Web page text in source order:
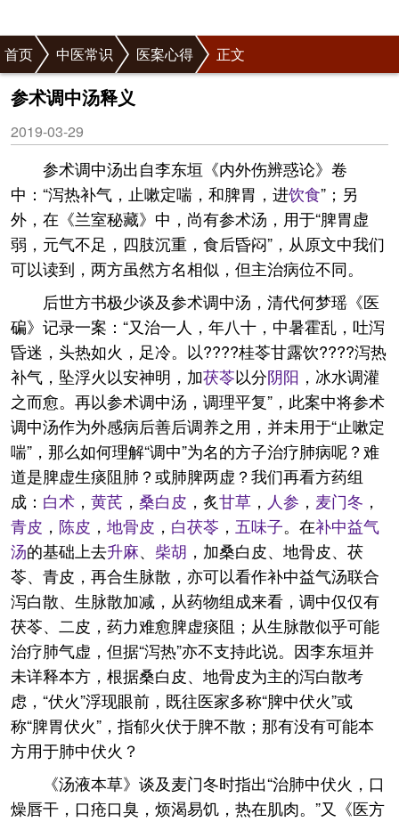
首页 中医常识 医案心得 正文
参术调中汤释义
2019-03-29
参术调中汤出自李东垣《内外伤辨惑论》卷
中：“泻热补气，止嗽定喘，和脾胃，进饮食”；另
外，在《兰室秘藏》中，尚有参术汤，用于“脾胃虚
弱，元气不足，四肢沉重，食后昏闷”，从原文中我们
可以读到，两方虽然方名相似，但主治病位不同。
后世方书极少谈及参术调中汤，清代何梦瑶《医
碥》记录一案：“又治一人，年八十，中暑霍乱，吐泻
昏迷，头热如火，足冷。以????桂苓甘露饮????泻热
补气，坠浮火以安神明，加茯苓以分阴阳 ，冰水调灌
之而愈。再以参术调中汤，调理平复”，此案中将参术
调中汤作为外感病后善后调养之用，并未用于“止嗽定
喘”，那么如何理解“调中”为名的方子治疗肺病呢？难
道是脾虚生痰阻肺？或肺脾两虚？我们再看方药组
成： 白术 ， 黄芪 ， 桑白皮 ，炙甘草 ， 人参 ， 麦门冬 ，
青皮 ， 陈皮 ， 地骨皮 ， 白茯苓 ， 五味子。在补中益气
汤的基础上去升麻、 柴胡 ，加桑白皮、地骨皮、茯
苓、青皮，再合生脉散，亦可以看作补中益气汤联合
泻白散、生脉散加减，从药物组成来看，调中仅仅有
茯苓、二皮，药力难愈脾虚痰阻；从生脉散似乎可能
治疗肺气虚，但据“泻热”亦不支持此说。因李东垣并
未详释本方，根据桑白皮、地骨皮为主的泻白散考
虑，“伏火”浮现眼前，既往医家多称“脾中伏火”或
称“脾胃伏火”，指郁火伏于脾不散；那有没有可能本
方用于肺中伏火？
《汤液本草》谈及麦门冬时指出“治肺中伏火，口
燥唇干，口疮口臭，烦渴易饥，热在肌肉。”又《医方